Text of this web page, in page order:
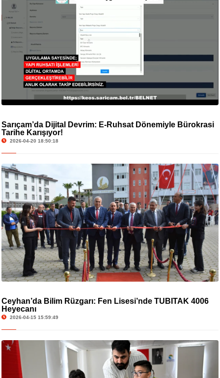
Sarıçam’da Dijital Devrim: E-Ruhsat Dönemiyle Bürokrasi
Tarihe Karışıyor!
2026-04-20 18:50:18
Ceyhan’da Bilim Rüzgarı: Fen Lisesi’nde TÜBİTAK 4006
Heyecanı
2026-04-15 15:59:49